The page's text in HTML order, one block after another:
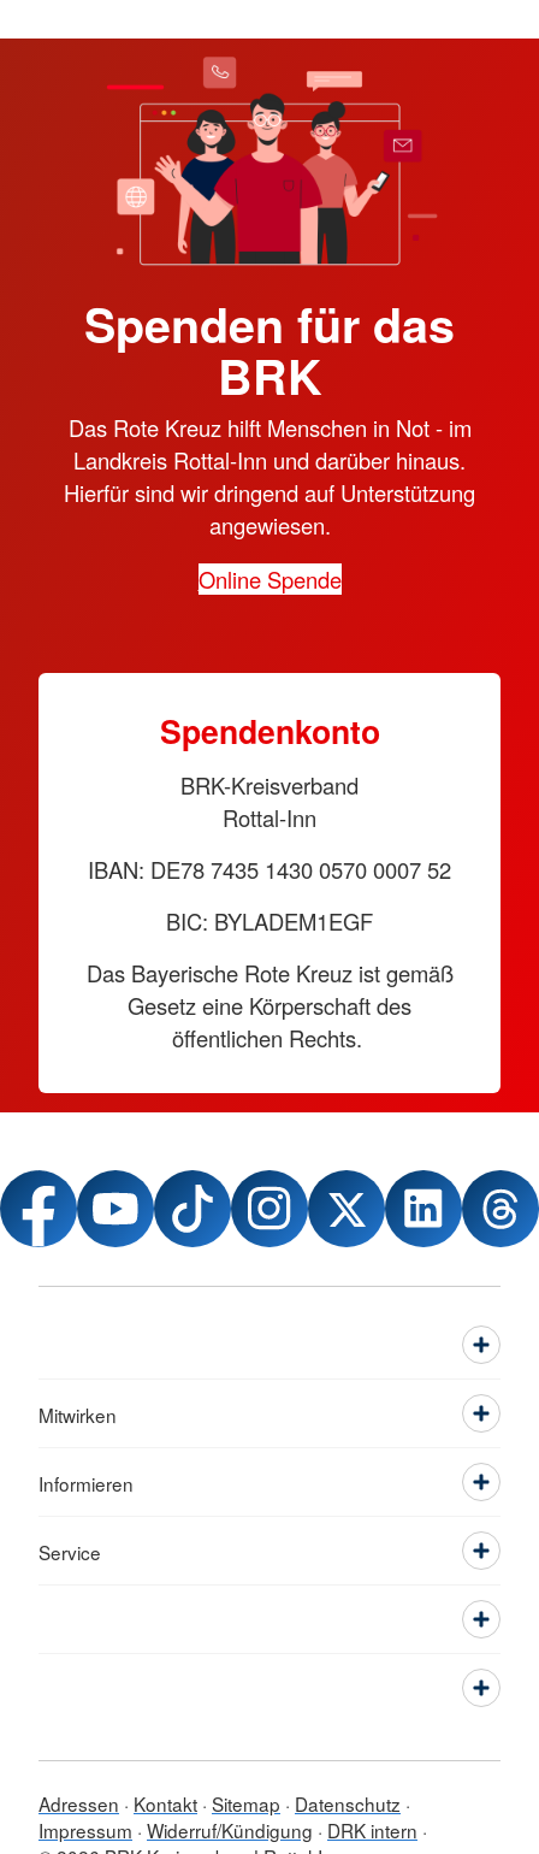
Spenden für das
BRK
Das Rote Kreuz hilft Menschen in Not - im
Landkreis Rottal-Inn und darüber hinaus.
Hierfür sind wir dringend auf Unterstützung
angewiesen.
Online Spende
Spendenkonto
BRK-Kreisverband
Rottal-Inn
IBAN: DE78 7435 1430 0570 0007 52
BIC: BYLADEM1EGF
Das Bayerische Rote Kreuz ist gemäß
Gesetz eine Körperschaft des
öffentlichen Rechts.
Mitwirken
Informieren
Service
Adressen Kontakt Sitemap
Datenschutz
Impressum Widerruf/Kündigung
DRK intern